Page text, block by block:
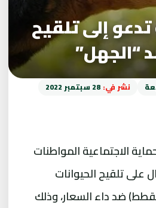
إلى تلقيح
“الجهل”
نشر في: 28 سبتمبر 2022
الاجتماعية المواطنات
على تلقيح الحيوانات
ضد داء السعار، وذلك